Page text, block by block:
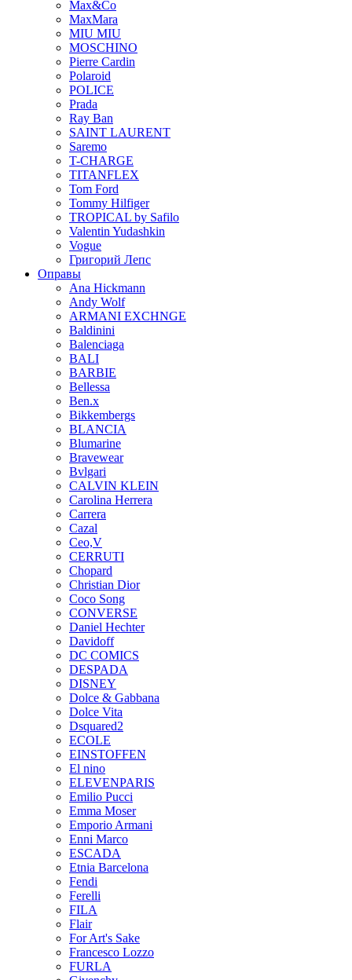
Max&Co
MaxMara
MIU MIU
MOSCHINO
Pierre Cardin
Polaroid
POLICE
Prada
Ray Ban
SAINT LAURENT
Saremo
T-CHARGE
TITANFLEX
Tom Ford
Tommy Hilfiger
TROPICAL by Safilo
Valentin Yudashkin
Vogue
Григорий Лепс
Оправы
Ana Hickmann
Andy Wolf
ARMANI EXCHNGE
Baldinini
Balenciaga
BALI
BARBIE
Bellessa
Ben.x
Bikkembergs
BLANCIA
Blumarine
Bravewear
Bvlgari
CALVIN KLEIN
Carolina Herrera
Carrera
Cazal
Ceo,V
CERRUTI
Chopard
Christian Dior
Coco Song
CONVERSE
Daniel Hechter
Davidoff
DC COMICS
DESPADA
DISNEY
Dolce & Gabbana
Dolce Vita
Dsquared2
ECOLE
EINSTOFFEN
El nino
ELEVENPARIS
Emilio Pucci
Emma Moser
Emporio Armani
Enni Marco
ESCADA
Etnia Barcelona
Fendi
Ferelli
FILA
Flair
For Art's Sake
Francesco Lozzo
FURLA